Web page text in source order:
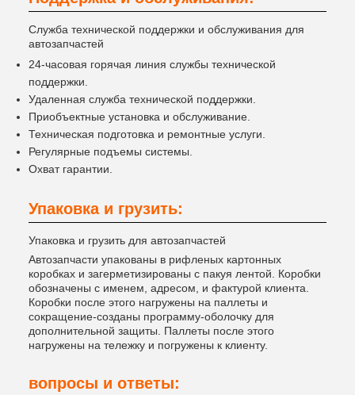
Служба технической поддержки и обслуживания для
автозапчастей
24-часовая горячая линия службы технической
поддержки.
Удаленная служба технической поддержки.
Приобъектные установка и обслуживание.
Техническая подготовка и ремонтные услуги.
Регулярные подъемы системы.
Охват гарантии.
Упаковка и грузить:
Упаковка и грузить для автозапчастей
Автозапчасти упакованы в рифленых картонных
коробках и загерметизированы с пакуя лентой. Коробки
обозначены с именем, адресом, и фактурой клиента.
Коробки после этого нагружены на паллеты и
сокращение-созданы программу-оболочку для
дополнительной защиты. Паллеты после этого
нагружены на тележку и погружены к клиенту.
вопросы и ответы: